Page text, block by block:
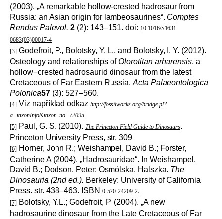
(2003). „A remarkable hollow-crested hadrosaur from
Russia: an Asian origin for lambeosaurines“. Comptes
Rendus Palevol. 2 (2): 143–151. doi: 10.1016/S1631-
0683(03)00017-4
[3] Godefroit, P., Bolotsky, Y. L., and Bolotsky, I. Y. (2012).
Osteology and relationships ofOlorotitan arharensis, a
hollow−crested hadrosaurid dinosaur from the latest
Cretaceous of Far Eastern Russia. Acta Palaeontologica
Polonica57 (3): 527–560.
[4] Viz například odkaz http://fossilworks.org/bridge.pl?
a=taxonInfo&taxon_no=72095
[5] Paul, G. S. (2010). The Princeton Field Guide to Dinosaurs.
Princeton University Press, str. 309
[6] Horner, John R.; Weishampel, David B.; Forster,
Catherine A (2004). „Hadrosauridae“. In Weishampel,
David B.; Dodson, Peter; Osmólska, Halszka. The
Dinosauria (2nd ed.). Berkeley: University of California
Press. str. 438–463. ISBN 0-520-24209-2.
[7] Bolotsky, Y.L.; Godefroit, P. (2004). „A new
hadrosaurine dinosaur from the Late Cretaceous of Far